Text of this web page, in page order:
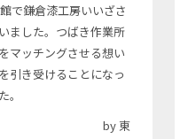
で鎌倉漆工房いいざさ
ました。つばき作業所
マッチングさせる想い
引き受けることになっ
by 東